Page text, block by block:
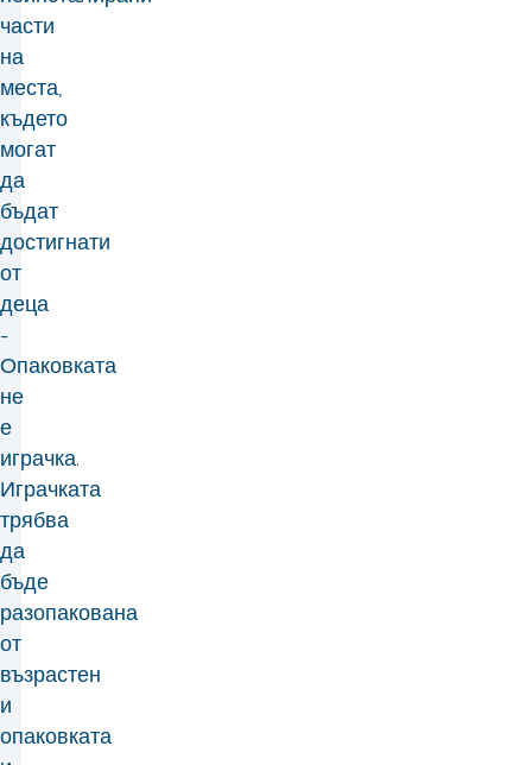
части
на
места,
където
могат
да
бъдат
достигнати
от
деца
-
Опаковката
не
е
играчка.
Играчката
трябва
да
бъде
разопакована
от
възрастен
и
опаковката